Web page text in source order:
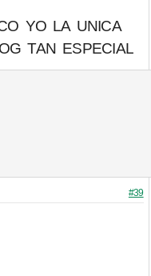
YO LA UNICA
TAN ESPECIAL
#39